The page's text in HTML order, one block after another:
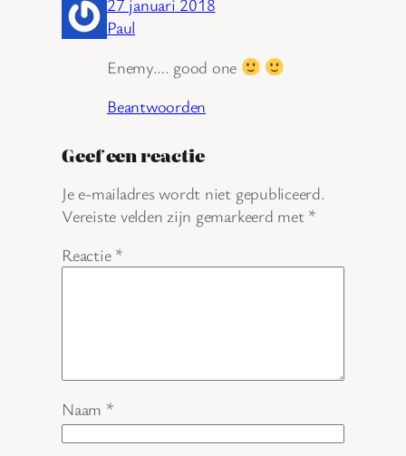
27 januari 2018
Paul
Enemy…. good one
Beantwoorden
Geef een reactie
Je e-mailadres wordt niet gepubliceerd.
Vereiste velden zijn gemarkeerd met *
Reactie *
Naam *